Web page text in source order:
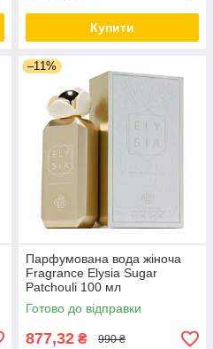
Купити
–11%
Парфумована вода жіноча
Fragrance Elysia Sugar
Patchouli 100 мл
Готово до відправки
877,32 ₴ 990 ₴